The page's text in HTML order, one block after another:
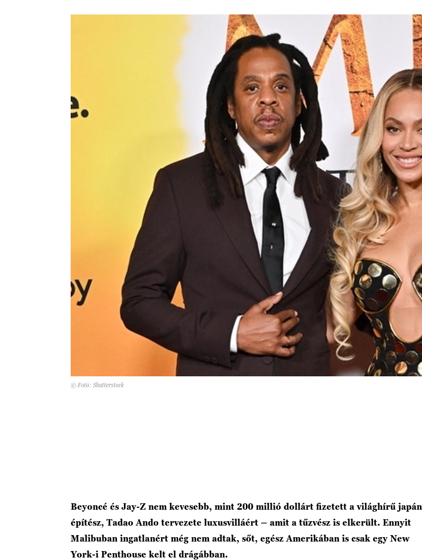
© Fotó: Shutterstock
Beyoncé és Jay-Z nem kevesebb, mint 200 millió dollárt fizetett a világhírű japán
építész, Tadao Ando tervezete luxusvilláért – amit a tűzvész is elkerült. Ennyit
Malibuban ingatlanért még nem adtak, sőt, egész Amerikában is csak egy New
York-i Penthouse kelt el drágábban.